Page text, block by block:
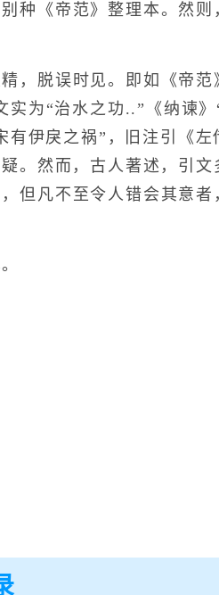
《帝范》整理本。然则
脱误时见。即如《帝范
为“治水之功..”《纳谏
伊戾之祸”，旧注引《左
。然而，古人著述，引
但凡不至令人错会其意